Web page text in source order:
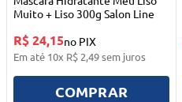
Muito + Liso 300g Salon Line
R$ 24,15no PIX
Em até 10x R$ 2,49sem juros
COMPRAR